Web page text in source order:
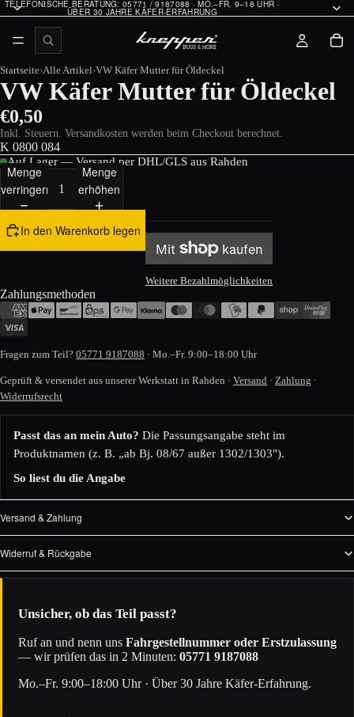
TELEFONISCHE BERATUNG: 05771 / 9187088 · MO.–FR. 9–18 UHR ·
ÜBER 30 JAHRE KÄFER-ERFAHRUNG
Startseite Alle Artikel VW Käfer Mutter für Öldeckel
VW Käfer Mutter für Öldeckel
€0,50
Inkl. Steuern. Versandkosten werden beim Checkout berechnet.
K 0800 084
Auf Lager — Versand per DHL/GLS aus Rahden
Menge
verringern
Menge
erhöhen
In den Warenkorb legen
Weitere Bezahlmöglichkeiten
Zahlungsmethoden
Fragen zum Teil? 05771 9187088 · Mo.–Fr. 9:00–18:00 Uhr
Geprüft & versendet aus unserer Werkstatt in Rahden · Versand · Zahlung ·
Widerrufsrecht
Passt das an mein Auto? Die Passungsangabe steht im
Produktnamen (z. B. „ab Bj. 08/67 außer 1302/1303").
So liest du die Angabe
Versand & Zahlung
Widerruf & Rückgabe
Unsicher, ob das Teil passt?
Ruf an und nenn uns Fahrgestellnummer oder Erstzulassung
— wir prüfen das in 2 Minuten: 05771 9187088
Mo.–Fr. 9:00–18:00 Uhr · Über 30 Jahre Käfer-Erfahrung.